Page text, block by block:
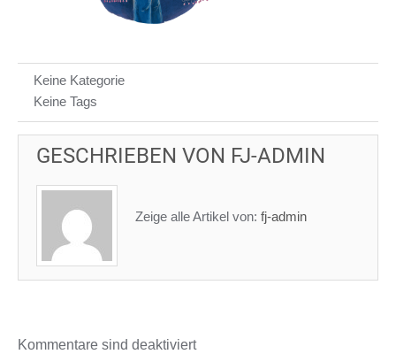
Keine Kategorie
Keine Tags
GESCHRIEBEN VON FJ-ADMIN
Zeige alle Artikel von: fj-admin
Kommentare sind deaktiviert